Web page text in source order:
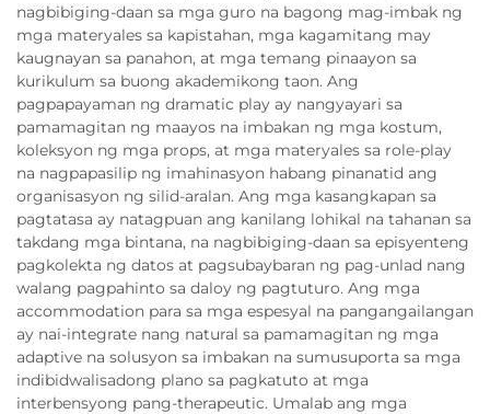
nagbibiging-daan sa mga guro na bagong mag-imbak ng
mga materyales sa kapistahan, mga kagamitang may
kaugnayan sa panahon, at mga temang pinaayon sa
kurikulum sa buong akademikong taon. Ang
pagpapayaman ng dramatic play ay nangyayari sa
pamamagitan ng maayos na imbakan ng mga kostum,
koleksyon ng mga props, at mga materyales sa role-play
na nagpapasilip ng imahinasyon habang pinanatid ang
organisasyon ng silid-aralan. Ang mga kasangkapan sa
pagtatasa ay natagpuan ang kanilang lohikal na tahanan sa
takdang mga bintana, na nagbibiging-daan sa episyenteng
pagkolekta ng datos at pagsubaybaran ng pag-unlad nang
walang pagpahinto sa daloy ng pagtuturo. Ang mga
accommodation para sa mga espesyal na pangangailangan
ay nai-integrate nang natural sa pamamagitan ng mga
adaptive na solusyon sa imbakan na sumusuporta sa mga
indibidwalisadong plano sa pagkatuto at mga
interbensyong pang-therapeutic. Umalab ang mga